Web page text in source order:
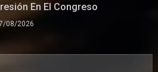
En El Congreso
08/2026